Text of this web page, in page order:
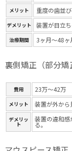
メリット 重度の歯並
デメリット 装置が目立
治療期間 3ヶ月～48ヶ
裏側矯正（部分矯
費用 23万～42万
メリット 装置が外から
デメリッ
ト
装置の違和感
る。